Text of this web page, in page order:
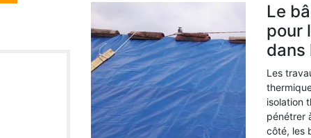
Le
pour
dans
Les
isolation
pénétrer
côté, les